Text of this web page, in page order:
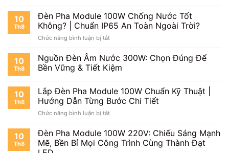
Pha
Module
100W
IP66
Gì
Khác
Biệt?
Việt
&
Dụng
Tế
10
Th8
Đèn Pha Module 100W Chống Nước Tốt
Không? | Chuẩn IP65 An Toàn Ngoài Trời?
Chức năng bình luận bị tắtở
Pha
Module
100W
Nước
Tốt
|
IP65
An
10
Th8
Nguồn Đèn Âm Nước 300W: Chọn Đúng Để
Bền Vững & Tiết Kiệm
10
Th8
Lắp Đèn Pha Module 100W Chuẩn Kỹ Thuật |
Hướng Dẫn Từng Bước Chi Tiết
Chức năng bình luận bị tắtở
Đèn
Module
10
Th8
Đèn Pha Module 100W 220V: Chiếu Sáng Mạnh
Mẽ, Bền Bỉ Mọi Công Trình Cùng Thành Đạt